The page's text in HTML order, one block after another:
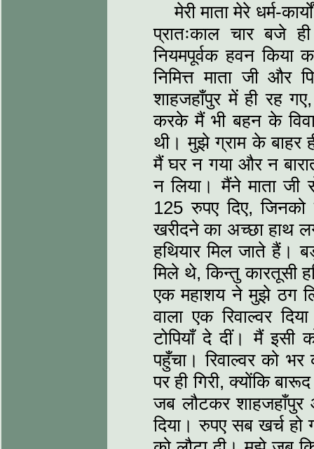
मेरी माता मेरे धर्म-
प्रातःकाल चार बजे
नियमपूर्वक हवन किया
निमित्त माता जी और
शाहजहाँपुर में ही रह गए,
करके मैं भी बहन के
थी। मुझे ग्राम के बाहर
मैं घर न गया और न
न लिया। मैंने माता
125 रुपए दिए, जिनको
खरीदने का अच्छा हाथ
हथियार मिल जाते हैं।
मिले थे, किन्तु कारतूसी
एक महाशय ने मुझे ठग
वाला एक रिवाल्वर
टोपियाँ दे दीं। मैं इसी
पहुँचा। रिवाल्वर को
पर ही गिरी, क्योंकि
जब लौटकर
दिया। रुपए सब खर्च हो